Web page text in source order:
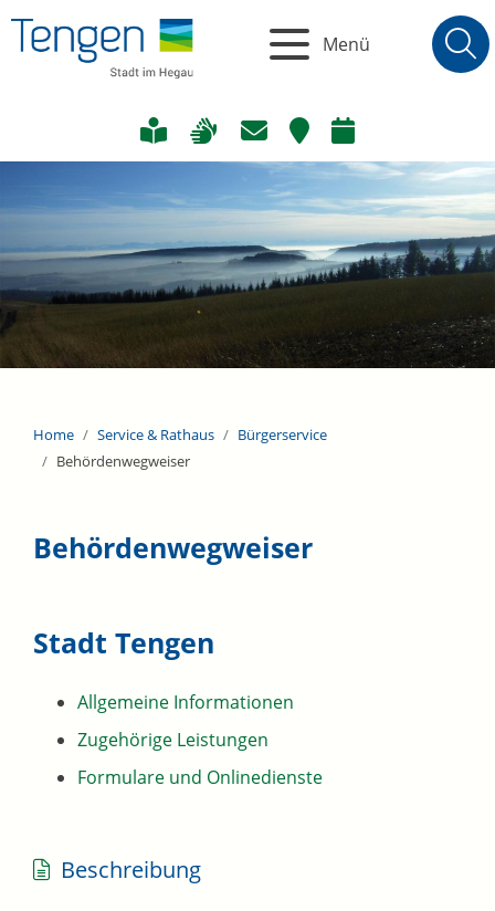
Menü
Home Service & Rathaus
Bürgerservice
Behördenwegweiser
Behördenwegweiser
Stadt Tengen
Allgemeine Informationen
Zugehörige Leistungen
Formulare und Onlinedienste
Beschreibung